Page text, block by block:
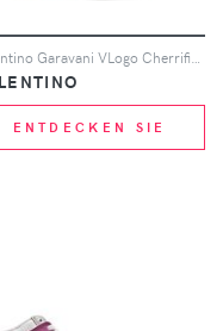
Valentino Garavani VLogo Cherrifique Sandalen - Nude
ENTDECKEN SIE